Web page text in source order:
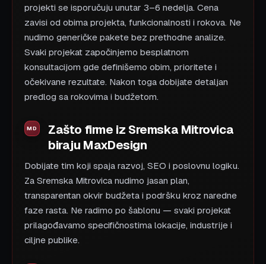
projekti se isporučuju unutar 3–6 nedelja. Cena
zavisi od obima projekta, funkcionalnosti i rokova. Ne
nudimo generičke pakete bez prethodne analize.
Svaki projekat započinjemo besplatnom
konsultacijom gde definišemo obim, prioritete i
očekivane rezultate. Nakon toga dobijate detaljan
predlog sa rokovima i budžetom.
Zašto firme iz Sremska Mitrovica
biraju MaxDesign
Dobijate tim koji spaja razvoj, SEO i poslovnu logiku.
Za Sremska Mitrovica nudimo jasan plan,
transparentan okvir budžeta i podršku kroz naredne
faze rasta. Ne radimo po šablonu — svaki projekat
prilagođavamo specifičnostima lokacije, industrije i
ciljne publike.